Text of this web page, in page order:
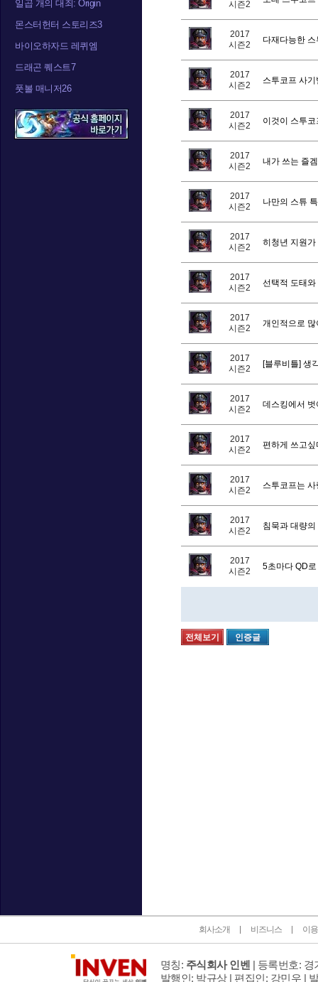
일곱 개의 대죄: Origin
몬스터헌터 스토리즈3
바이오하자드 레퀴엠
드래곤 퀘스트7
풋볼 매니저26
시즌2
2017
시즌2
다재다능한
2017
시즌2
스투코프 사기
2017
시즌2
이것이 스투
2017
시즌2
내가 쓰는 즐
2017
시즌2
나만의 스튜
2017
시즌2
히청년 지원
2017
시즌2
선택적 도태
2017
시즌2
개인적으로
2017
시즌2
[블루비틀] 생
2017
시즌2
데스킹에서
2017
시즌2
편하게 쓰고
2017
시즌2
스투코프는
2017
시즌2
침묵과 대량
2017
시즌2
5초마다 QD
전체보기 인증글
회사소개 비즈니스 이
명칭: 주식회사 인벤 | 등록번호: 경
발행인: 박규상 | 편집인: 강민우 |